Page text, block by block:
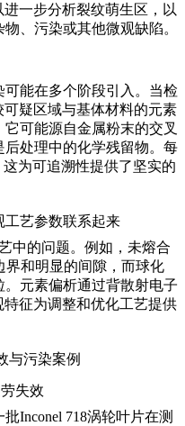
一步分析裂纹萌生区，以
、污染或其他微观缺陷。
能在多个阶段引入。当检
疑区域与基体材料的元素
它可能源自金属粉末的交叉
后处理中的化学残留物。每
为可追溯性提供了坚实的
工艺参数联系起来
中的问题。例如，未熔合
界和明显的间隙，而球化
元素偏析通过背散射电子
征为调整和优化工艺提供
与污染案例
失效
批Inconel 718涡轮叶片在测